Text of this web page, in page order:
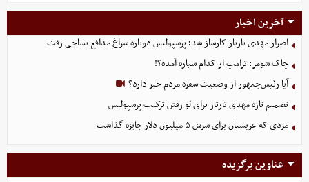
آخرین اخبار
اصرار مهدی تارتار کارساز شد؛ پرسپولیس دوباره سراغ مدافع نساجی رفت
چاک شومر: ترامپ از کدام سیاره آمده؟!
آیا رئیس‌جمهور از وضعیت سفره مردم خبر دارد؟
تصمیم تازه مهدی تارتار برای لو رفتن ترکیب پرسپولیس
مردی که عربستان برای سرش ۵ میلیون دلار جایزه گذاشت
عناوین برگزیده